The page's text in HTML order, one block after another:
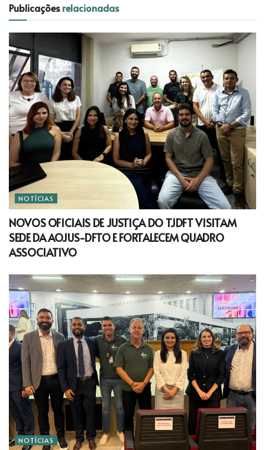
Publicaçõesrelacionadas
NOTÍCIAS
NOVOS OFICIAIS DE JUSTIÇA DO TJDFT VISITAM
SEDE DA AOJUS-DFTO E FORTALECEM QUADRO
ASSOCIATIVO
NOTÍCIAS